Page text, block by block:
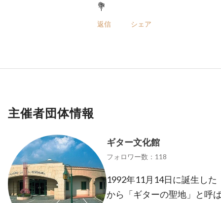
💐
返信 シェア
主催者団体情報
ギター文化館
フォロワー数：118
1992年11月14日に誕生し
から「ギターの聖地」と呼